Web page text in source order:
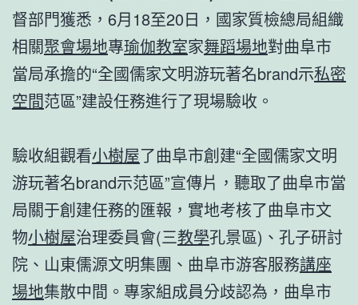
督部門獲悉，6月18至20日，國家質檢總局組織
相關聚會場地專瑜伽教室家舞蹈場地對曲阜市
當局承擔的“全國儒家文明游玩著名brand示私密
空間范區”建設任務進行了現場驗收。
驗收組觀看小樹屋了曲阜市創建“全國儒家文明
游玩著名brand示范區”宣傳片，聽取了曲阜市當
局關于創建任務的匯報，實地考核了曲阜市文
物小樹屋治理委員會(三教學孔景區)、孔子研討
院、山東儒源文明集團、曲阜市游客服務講座
場地集散中間。專家組成員分歧認為，曲阜市